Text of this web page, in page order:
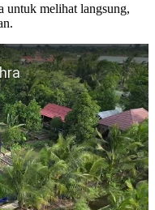
untuk melihat langsung,